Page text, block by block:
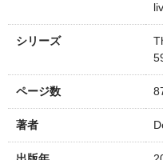
シリーズ
ページ数
著者